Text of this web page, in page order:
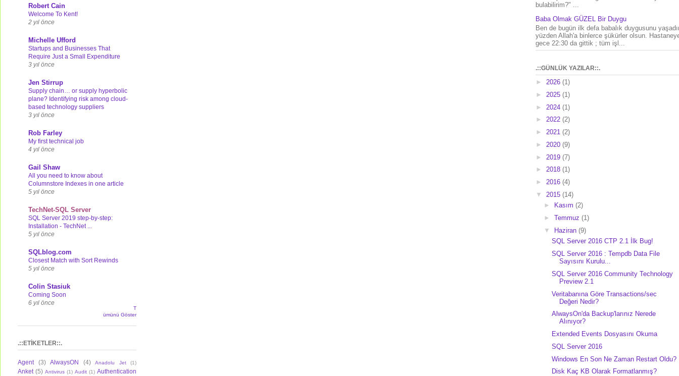
Robert Cain
Welcome To Kent!
2 yıl önce
Michelle Ufford
Startups and Businesses That
Require Just a Small Expenditure
3 yıl önce
Jen Stirrup
Supply chain… or supply hyperbolic
plane? Identifying risk among cloud-
based technology suppliers
3 yıl önce
Rob Farley
My first technical job
4 yıl önce
Gail Shaw
All you need to know about
Columnstore Indexes in one article
5 yıl önce
TechNet-SQL Server
SQL Server 2019 step-by-step:
Installation - TechNet ...
5 yıl önce
SQLblog.com
Closest Match with Sort Rewinds
5 yıl önce
Colin Stasiuk
Coming Soon
6 yıl önce
T
ümünü Göster
.::ETİKETLER::.
Agent (3) AlwaysON (4) Anadolu Jet (1)
Anket (5) Antivirus (1) Audit (1) Authentication
bulabilirim?" ...
Baba Olmak GÜZEL Bir Duygu
Ben de bugün ilk defa babalık duygusunu
yüzden Allah'a binlerce şükürler olsun.
gece 22:30 da gittik ; tüm işl...
.::GÜNLÜK YAZILAR::.
► 2026 (1)
► 2025 (1)
► 2024 (1)
► 2022 (2)
► 2021 (2)
► 2020 (9)
► 2019 (7)
► 2018 (1)
► 2016 (4)
▼ 2015 (14)
►
Kasım (2)
► Temmuz (1)
▼
Haziran (9)
SQL Server 2016 CTP 2.1 İlk Bug!
SQL Server 2016 : Tempdb Data File
Sayısını Kurulu...
SQL Server 2016 Community Technology
Preview 2.1
Veritabanına Göre Transactions/sec
Değeri Nedir?
AlwaysOn'da Backup'larınız Nerede
Alınıyor?
Extended Events Dosyasını Okuma
SQL Server 2016
Windows En Son Ne Zaman Restart Oldu?
Disk Kaç KB Olarak Formatlanmış?